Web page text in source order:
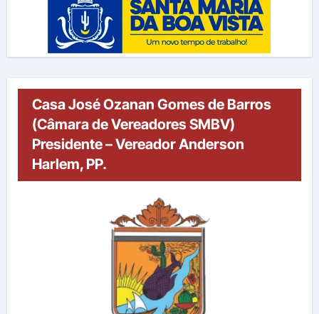
Casa José Ozanan Gomes de Barros
(Câmara de Vereadores SMBV)
Presidente – Vereador Anderson
Harlem, PP.